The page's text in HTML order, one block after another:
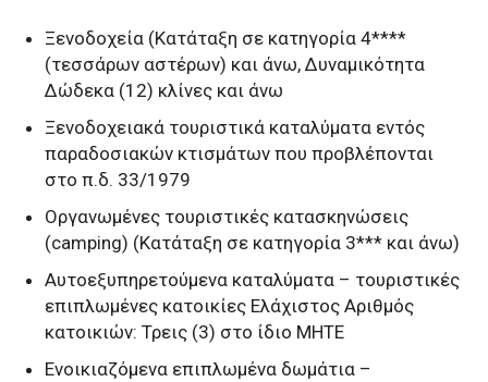
Ξενοδοχεία (Κατάταξη σε κατηγορία 4****
(τεσσάρων αστέρων) και άνω, Δυναμικότητα
Δώδεκα (12) κλίνες και άνω
Ξενοδοχειακά τουριστικά καταλύματα εντός
παραδοσιακών κτισμάτων που προβλέπονται
στο π.δ. 33/1979
Οργανωμένες τουριστικές κατασκηνώσεις
(camping) (Κατάταξη σε κατηγορία 3*** και άνω)
Αυτοεξυπηρετούμενα καταλύματα – τουριστικές
επιπλωμένες κατοικίες Ελάχιστος Αριθμός
κατοικιών: Τρεις (3) στο ίδιο ΜΗΤΕ
Ενοικιαζόμενα επιπλωμένα δωμάτια –